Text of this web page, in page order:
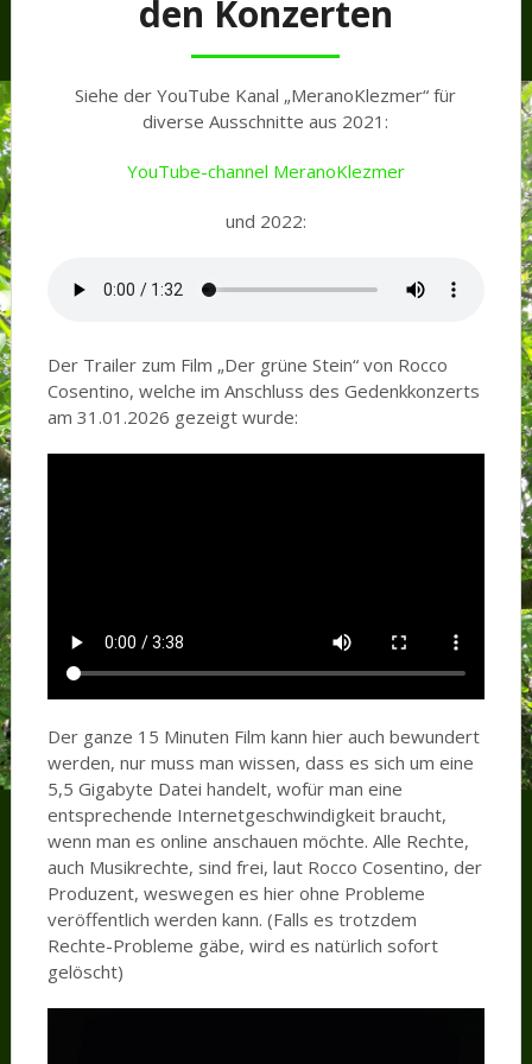
den Konzerten
Siehe der YouTube Kanal „MeranoKlezmer“ für
diverse Ausschnitte aus 2021:
YouTube-channel MeranoKlezmer
und 2022:
Der Trailer zum Film „Der grüne Stein“ von Rocco
Cosentino, welche im Anschluss des Gedenkkonzerts
am 31.01.2026 gezeigt wurde:
Der ganze 15 Minuten Film kann hier auch bewundert
werden, nur muss man wissen, dass es sich um eine
5,5 Gigabyte Datei handelt, wofür man eine
entsprechende Internetgeschwindigkeit braucht,
wenn man es online anschauen möchte. Alle Rechte,
auch Musikrechte, sind frei, laut Rocco Cosentino, der
Produzent, weswegen es hier ohne Probleme
veröffentlich werden kann. (Falls es trotzdem
Rechte-Probleme gäbe, wird es natürlich sofort
gelöscht)